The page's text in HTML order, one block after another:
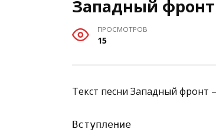
Западный
ПРОСМОТРОВ
15
Текст песни Западный
Вступление